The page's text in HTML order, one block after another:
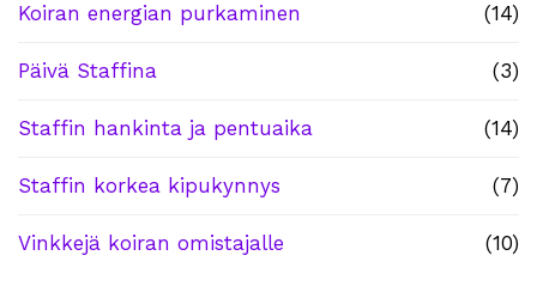
Koiran energian purkaminen (14)
Päivä Staffina (3)
Staffin hankinta ja pentuaika (14)
Staffin korkea kipukynnys (7)
Vinkkejä koiran omistajalle (10)